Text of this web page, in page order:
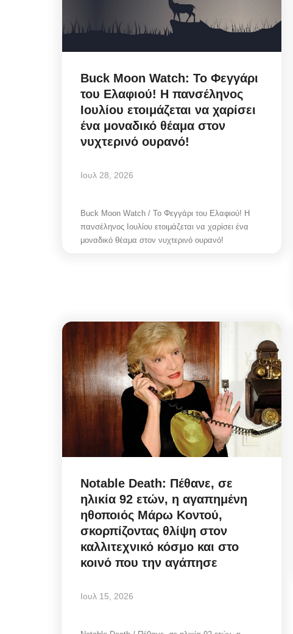
Buck Moon Watch: Το Φεγγάρι
του Ελαφιού! Η πανσέληνος
Ιουλίου ετοιμάζεται να χαρίσει
ένα μοναδικό θέαμα στον
νυχτερινό ουρανό!
Ιουλ 28, 2026
Buck Moon Watch / Το Φεγγάρι του Ελαφιού! Η
πανσέληνος Ιουλίου ετοιμάζεται να χαρίσει ένα
μοναδικό θέαμα στον νυχτερινό ουρανό!
Notable Death: Πέθανε, σε
ηλικία 92 ετών, η αγαπημένη
ηθοποιός Μάρω Κοντού,
σκορπίζοντας θλίψη στον
καλλιτεχνικό κόσμο και στο
κοινό που την αγάπησε
Ιουλ 15, 2026
Mykonos News